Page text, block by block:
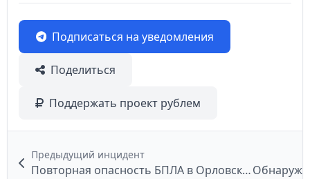
Подписаться на уведомления
Поделиться
Поддержать проект рублем
Предыдущий инцидент
Повторная опасность БПЛА в Орловской области